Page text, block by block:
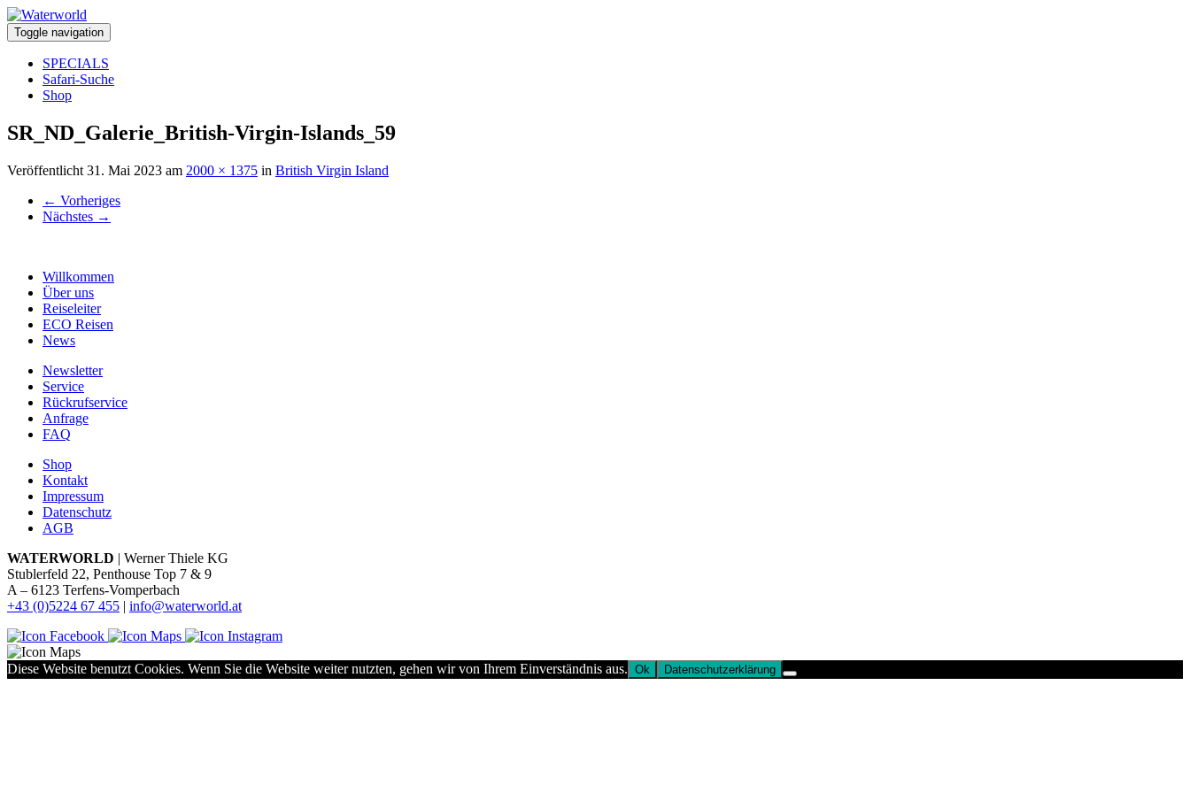
Toggle navigation
SPECIALS
Safari-Suche
Shop
SR_ND_Galerie_British-Virgin-Islands_59
Veröffentlicht 31. Mai 2023 am 2000 × 1375 in British Virgin Island
← Vorheriges
Nächstes →
Willkommen
Über uns
Reiseleiter
ECO Reisen
News
Newsletter
Service
Rückrufservice
Anfrage
FAQ
Shop
Kontakt
Impressum
Datenschutz
AGB
WATERWORLD | Werner Thiele KG
Stublerfeld 22, Penthouse Top 7 & 9
A – 6123 Terfens-Vomperbach
+43 (0)5224 67 455 | info@waterworld.at
Diese Website benutzt Cookies. Wenn Sie die Website weiter nutzten, gehen wir von Ihrem Einverständnis aus. Ok Datenschutzerklärung